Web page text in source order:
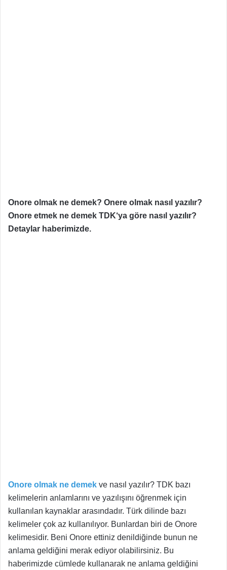
Onore olmak ne demek? Onere olmak nasıl yazılır?
Onore etmek ne demek TDK‘ya göre nasıl yazılır?
Detaylar haberimizde.
Onore olmak ne demek ve nasıl yazılır? TDK bazı
kelimelerin anlamlarını ve yazılışını öğrenmek için
kullanılan kaynaklar arasındadır. Türk dilinde bazı
kelimeler çok az kullanılıyor. Bunlardan biri de Onore
kelimesidir. Beni Onore ettiniz denildiğinde bunun ne
anlama geldiğini merak ediyor olabilirsiniz. Bu
haberimizde cümlede kullanarak ne anlama geldiğini